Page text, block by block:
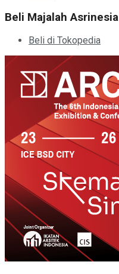
Beli Majalah Asrinesia
Beli di Tokopedia